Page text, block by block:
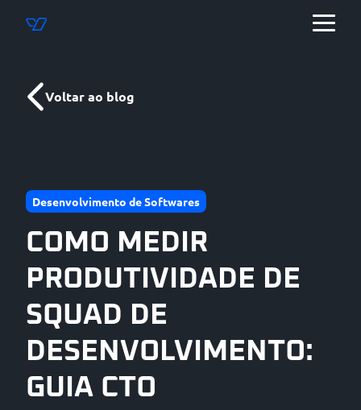
Voltar ao blog
Desenvolvimento de Softwares
COMO MEDIR
PRODUTIVIDADE DE
SQUAD DE
DESENVOLVIMENTO:
GUIA CTO